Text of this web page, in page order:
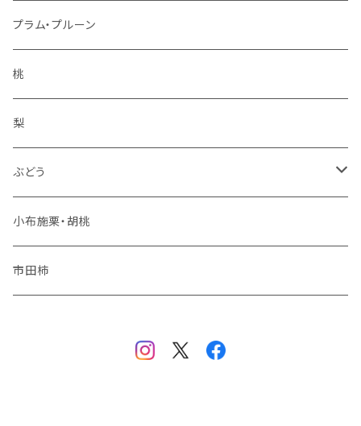
ぐんま名月
王林
サンふじ
冬りんご
夏りんご
秋りんご
冷凍フルーツ
コンポート
プラム・プルーン
桃
梨
ぶどう
シャインマスカット
ナガノパープル
小布施栗・胡桃
市田柿